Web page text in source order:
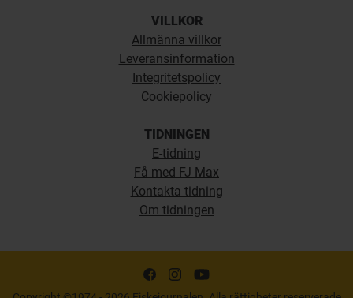
VILLKOR
Allmänna villkor
Leveransinformation
Integritetspolicy
Cookiepolicy
TIDNINGEN
E-tidning
Få med FJ Max
Kontakta tidning
Om tidningen